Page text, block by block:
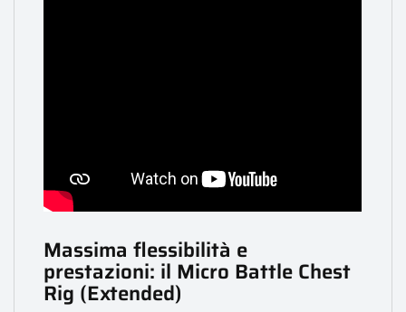
Massima flessibilità e
prestazioni: il Micro Battle Chest
Rig (Extended)